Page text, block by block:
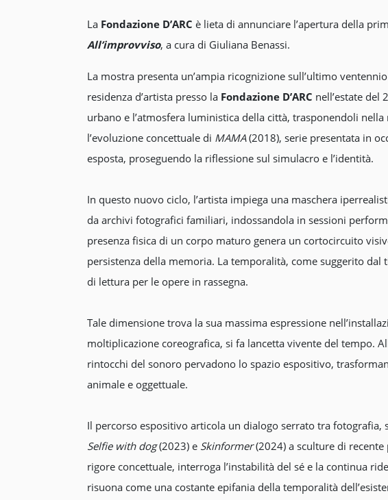
La Fondazione D’ARC è lieta di annunciare l’apertura della
All’improvviso, a cura di Giuliana Benassi.
La mostra presenta un’ampia ricognizione sull’ultimo
residenza d’artista presso la Fondazione D’ARC nell’estate del
urbano e l’atmosfera luministica della città, trasponendoli
l’evoluzione concettuale di MAMA(2018), serie presentata in
esposta, proseguendo la riflessione sul simulacro e l’identità.
In questo nuovo ciclo, l’artista impiega una maschera
da archivi fotografici familiari, indossandola in sessioni
presenza fisica di un corpo maturo genera un cortocircuito
persistenza della memoria. La temporalità, come suggerito dal
di lettura per le opere in rassegna.
Tale dimensione trova la sua massima espressione
moltiplicazione coreografica, si fa lancetta vivente del tempo.
rintocchi del sonoro pervadono lo spazio espositivo,
animale e oggettuale.
Il percorso espositivo articola un dialogo serrato tra fotografia,
Selfie with dog(2023) e Skinformer(2024) a sculture di recente
rigore concettuale, interroga l’instabilità del sé e la continua
risuona come una costante epifania della temporalità